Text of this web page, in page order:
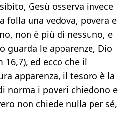
Gesù osserva invece
folla una vedova, povera e
non è più di nessuno, e
guarda le apparenze, Dio
16,7), ed ecco che il
apparenza, il tesoro è la
norma i poveri chiedono e
non chiede nulla per sé,